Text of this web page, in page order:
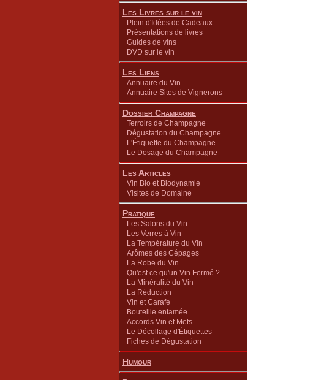
Les Livres sur le vin
Plein d'Idées de Cadeaux
Présentations de livres
Guides de vins
DVD sur le vin
Les Liens
Annuaire du Vin
Annuaire Sites de Vignerons
Dossier Champagne
Terroirs de Champagne
Dégustation du Champagne
L'Étiquette du Champagne
Le Dosage du Champagne
Les Articles
Vin Bio et Biodynamie
Visites de Domaine
Pratique
Les Salons du Vin
Les Verres à Vin
La Température du Vin
Arômes des Cépages
La Robe du Vin
Qu'est ce qu'un Vin Fermé ?
La Minéralité du Vin
La Réduction
Vin et Carafe
Bouteille entamée
Accords Vin et Mets
Le Décollage d'Étiquettes
Fiches de Dégustation
Humour